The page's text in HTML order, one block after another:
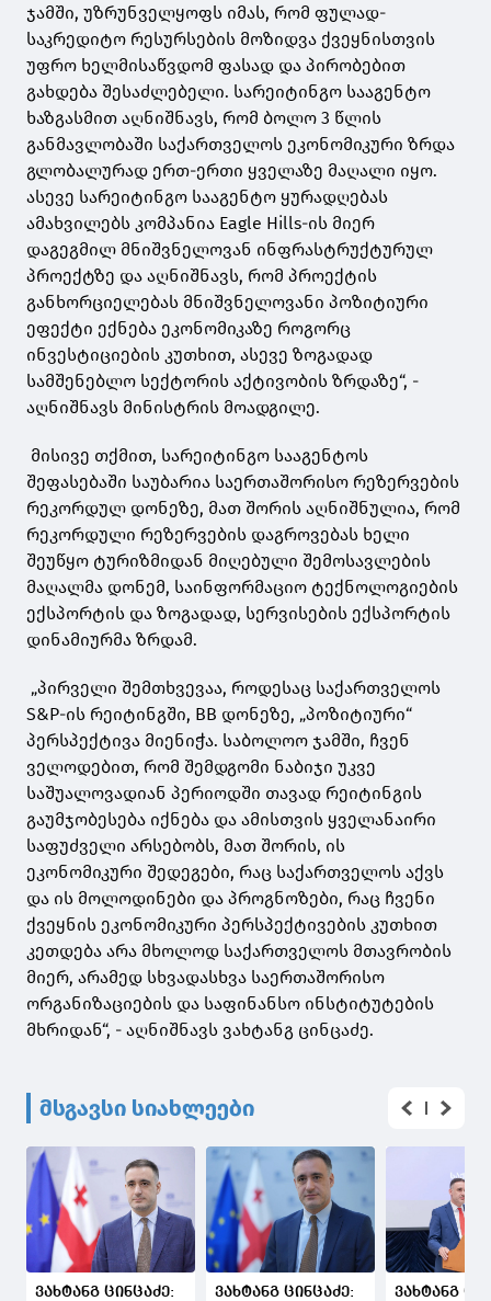
ჯამში, უზრუნველყოფს იმას, რომ ფულად-
საკრედიტო რესურსების მოზიდვა ქვეყნისთვის
უფრო ხელმისაწვდომ ფასად და პირობებით
გახდება შესაძლებელი. სარეიტინგო სააგენტო
ხაზგასმით აღნიშნავს, რომ ბოლო 3 წლის
განმავლობაში საქართველოს ეკონომიკური ზრდა
გლობალურად ერთ-ერთი ყველაზე მაღალი იყო.
ასევე სარეიტინგო სააგენტო ყურადღებას
ამახვილებს კომპანია Eagle Hills-ის მიერ
დაგეგმილ მნიშვნელოვან ინფრასტრუქტურულ
პროექტზე და აღნიშნავს, რომ პროექტის
განხორციელებას მნიშვნელოვანი პოზიტიური
ეფექტი ექნება ეკონომიკაზე როგორც
ინვესტიციების კუთხით, ასევე ზოგადად
სამშენებლო სექტორის აქტივობის ზრდაზე“, -
აღნიშნავს მინისტრის მოადგილე.
მისივე თქმით, სარეიტინგო სააგენტოს
შეფასებაში საუბარია საერთაშორისო რეზერვების
რეკორდულ დონეზე, მათ შორის აღნიშნულია, რომ
რეკორდული რეზერვების დაგროვებას ხელი
შეუწყო ტურიზმიდან მიღებული შემოსავლების
მაღალმა დონემ, საინფორმაციო ტექნოლოგიების
ექსპორტის და ზოგადად, სერვისების ექსპორტის
დინამიურმა ზრდამ.
„პირველი შემთხვევაა, როდესაც საქართველოს
S&P-ის რეიტინგში, BB დონეზე, „პოზიტიური“
პერსპექტივა მიენიჭა. საბოლოო ჯამში, ჩვენ
ველოდებით, რომ შემდგომი ნაბიჯი უკვე
საშუალოვადიან პერიოდში თავად რეიტინგის
გაუმჯობესება იქნება და ამისთვის ყველანაირი
საფუძველი არსებობს, მათ შორის, ის
ეკონომიკური შედეგები, რაც საქართველოს აქვს
და ის მოლოდინები და პროგნოზები, რაც ჩვენი
ქვეყნის ეკონომიკური პერსპექტივების კუთხით
კეთდება არა მხოლოდ საქართველოს მთავრობის
მიერ, არამედ სხვადასხვა საერთაშორისო
ორგანიზაციების და საფინანსო ინსტიტუტების
მხრიდან“, - აღნიშნავს ვახტანგ ცინცაძე.
მსგავსი სიახლეები
ვახტანგ ცინცაძე:
ვახტანგ ცინცაძე:
ვახტანგ